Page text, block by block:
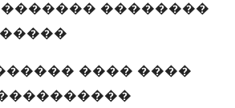
��������
���� ����